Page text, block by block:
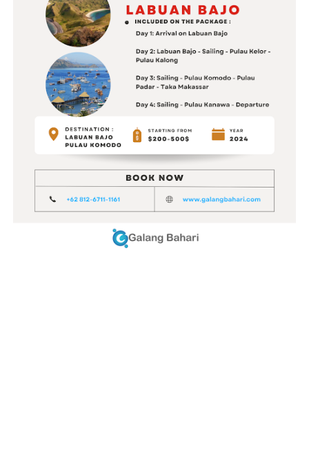
ADVERTISEMENT